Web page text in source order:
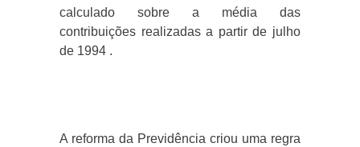
calculado sobre a média das
contribuições realizadas a partir de julho
de 1994 .
A reforma da Previdência criou uma regra